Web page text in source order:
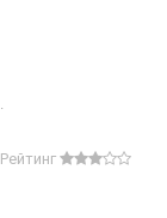
Рейтинг